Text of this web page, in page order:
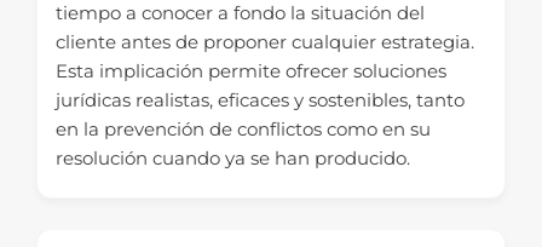
tiempo a conocer a fondo la situación del
cliente antes de proponer cualquier estrategia.
Esta implicación permite ofrecer soluciones
jurídicas realistas, eficaces y sostenibles, tanto
en la prevención de conflictos como en su
resolución cuando ya se han producido.